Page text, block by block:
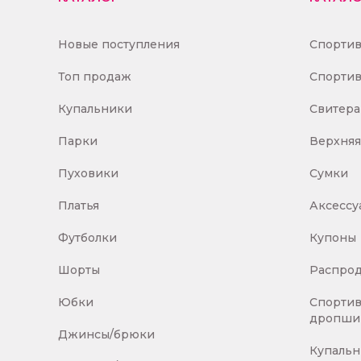
Новые поступления
Топ продаж
Купальники
Парки
Пуховики
Платья
Футболки
Шорты
Юбки
Джинсы/брюки
Свитера
Сумки
Купоны